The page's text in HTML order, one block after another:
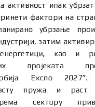
активност ипак
фактори на
убрзање
затим
као и
пројеката
Експо 2027”.
пружа и раст
сектору